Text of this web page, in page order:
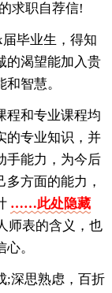
求职自荐信!
毕业生，得知
的渴望能加入贵
智慧。
程和专业课程均
的专业知识，并
手能力，为今后
方面的能力，
……此处隐藏
师表的含义，也
。
;深思熟虑，百折